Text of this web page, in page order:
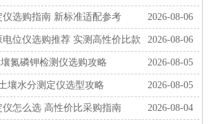
2026-08-06
仪选购指南 新标准适配参考
2026-08-06
电位仪选购推荐 实测高性价比款
2026-08-05
氮磷钾检测仪选购攻略
2026-08-05
壤水分测定仪选型攻略
2026-08-04
仪怎么选 高性价比采购指南